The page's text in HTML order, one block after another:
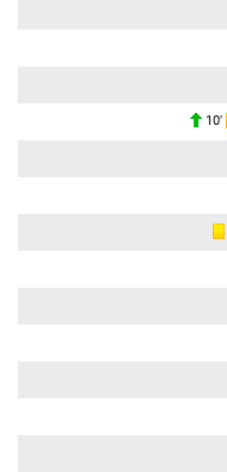
10′